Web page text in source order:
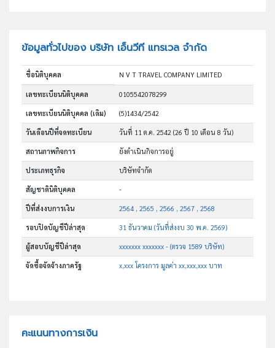
ข้อมูลทั่วไปของ บริษัท เอ็นวีที แทรเวล จำกัด
ชื่อนิติบุคคล N V T TRAVEL COMPANY LIMITED
เลขทะเบียนนิติบุคคล 0105542078299
เลขทะเบียนนิติบุคคล (เดิม) (5)1434/2542
วันเดือนปีที่จดทะเบียน วันที่ 11 ต.ค. 2542(26 ปี 10 เดือน 8 วัน)
สถานภาพกิจการ ยังดำเนินกิจการอยู่
ประเภทธุรกิจ บริษัทจำกัด
สัญชาตินิติบุคคล -
ปีที่ส่งงบการเงิน 2564 , 2565 , 2566 , 2567 , 2568
รอบปิดบัญชีปีล่าสุด 31 ธันวาคม (วันที่ส่งงบ 30 พ.ค. 2569)
ผู้สอบบัญชีปีล่าสุด xxxxxxx xxxxxxx - (ตรวจ 1589 บริษัท)
จัดซื้อจัดจ้างภาครัฐ x,xxx โครงการ มูลค่า xx,xxx,xxx บาท
คะแนนทางการเงิน